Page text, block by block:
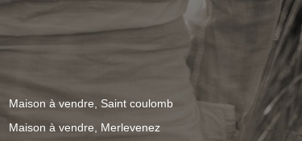
Maison à vendre, Saint coulomb
Maison à vendre, Merlevenez